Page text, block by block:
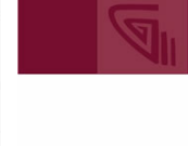
se
de la política
quedará
eso de que no